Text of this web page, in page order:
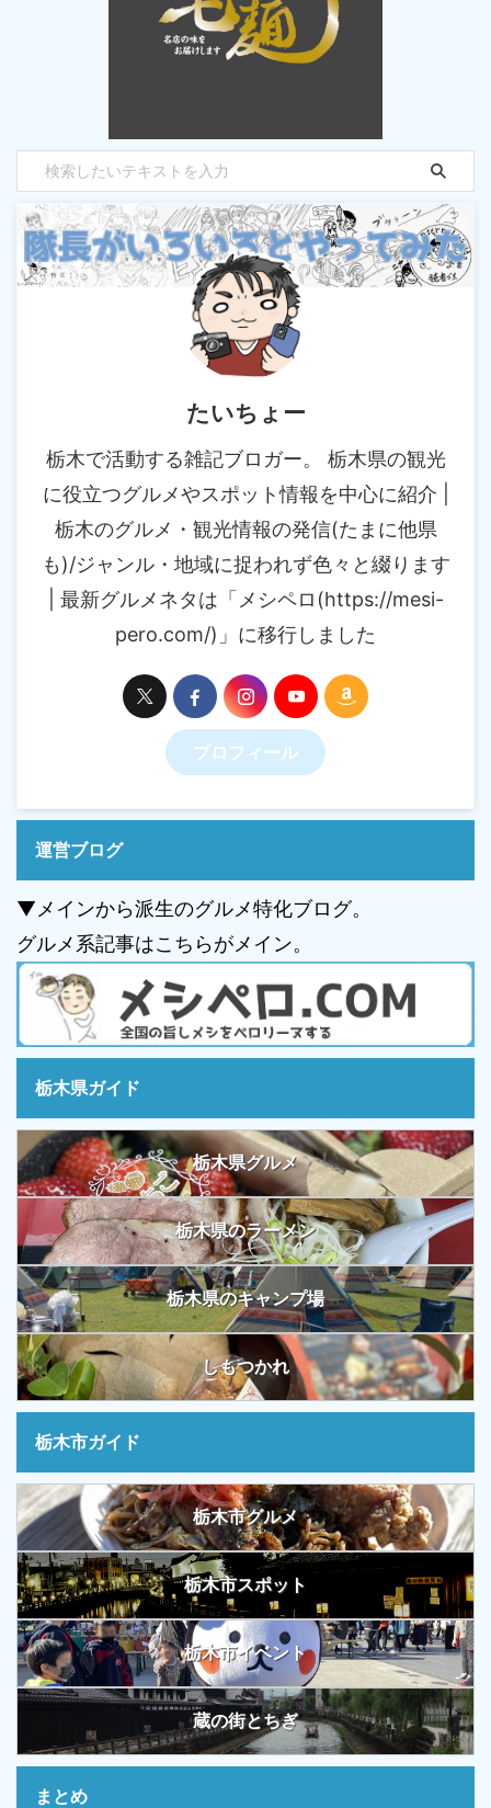
たいちょー
栃木で活動する雑記ブロガー。 栃木県の観光
に役立つグルメやスポット情報を中心に紹介 |
栃木のグルメ・観光情報の発信(たまに他県
も)/ジャンル・地域に捉われず色々と綴ります
| 最新グルメネタは「メシペロ(https://mesi-
pero.com/)」に移行しました
プロフィール
運営ブログ
▼メインから派生のグルメ特化ブログ。
グルメ系記事はこちらがメイン。
栃木県ガイド
栃木県グルメ
栃木県のラーメン
栃木県のキャンプ場
しもつかれ
栃木市ガイド
栃木市グルメ
栃木市スポット
栃木市イベント
蔵の街とちぎ
まとめ